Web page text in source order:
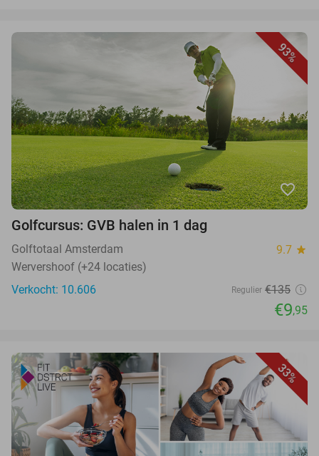
93%
favorite_border
Golfcursus: GVB halen in 1 dag
Golftotaal Amsterdam 9.7 star
Wervershoof (+24 locaties)
Verkocht: 10.606
Regulier €135
€9,95
33%